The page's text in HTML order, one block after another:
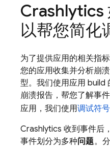
Crashlytics
以帮您简化
为了提供应用的相关指标
您的应用收集并分析崩
型。我们使用应用 build
崩溃报告，帮您了解事
应用，我们使用调试符
Crashlytics 收到事件后
事件划分为多种问题。